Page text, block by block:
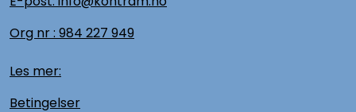
Org nr : 984 227 949
Les mer:
Betingelser